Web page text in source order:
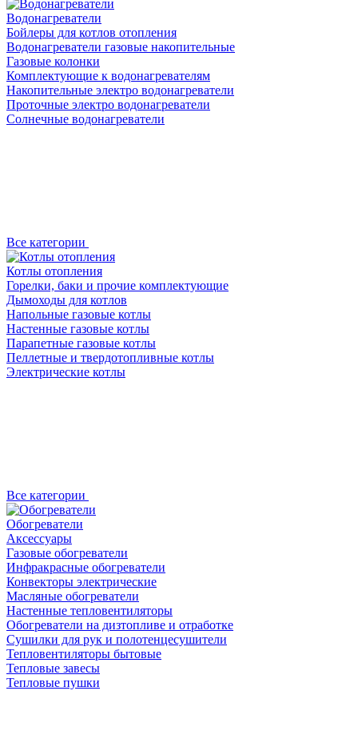
Водонагреватели
Бойлеры для котлов отопления
Водонагреватели газовые накопительные
Газовые колонки
Комплектующие к водонагревателям
Накопительные электро водонагреватели
Проточные электро водонагреватели
Солнечные водонагреватели
Все категории
Котлы отопления
Горелки, баки и прочие комплектующие
Дымоходы для котлов
Напольные газовые котлы
Настенные газовые котлы
Парапетные газовые котлы
Пеллетные и твердотопливные котлы
Электрические котлы
Все категории
Обогреватели
Аксессуары
Газовые обогреватели
Инфракрасные обогреватели
Конвекторы электрические
Масляные обогреватели
Настенные тепловентиляторы
Обогреватели на дизтопливе и отработке
Сушилки для рук и полотенцесушители
Тепловентиляторы бытовые
Тепловые завесы
Тепловые пушки